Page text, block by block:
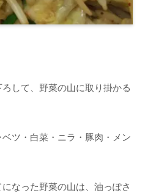
して、野菜の山に取り掛かる
ツ・白菜・ニラ・豚肉・メン
なった野菜の山は、油っぽさ